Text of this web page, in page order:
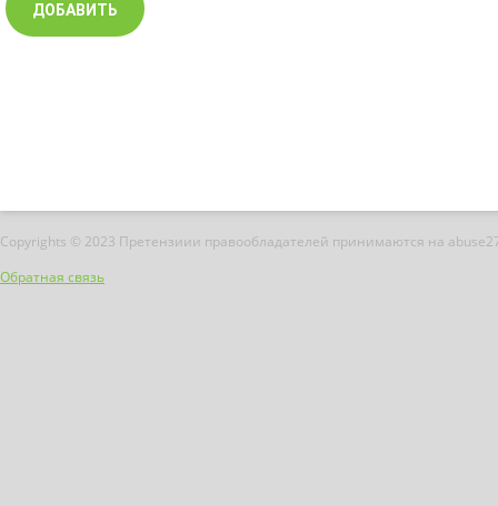
Copyrights © 2023 Претензиии правообладателей принимаются на
Обратная связь